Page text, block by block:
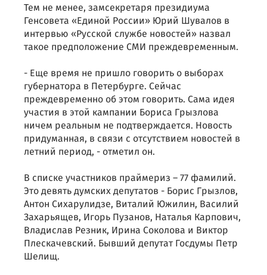
Тем не менее, замсекретаря президиума
Генсовета «Единой России» Юрий Шувалов в
интервью «Русской службе новостей» назвал
такое предположение СМИ преждевременным.
- Еще время не пришло говорить о выборах
губернатора в Петербурге. Сейчас
преждевременно об этом говорить. Сама идея
участия в этой кампании Бориса Грызлова
ничем реальным не подтверждается. Новость
придуманная, в связи с отсутствием новостей в
летний период, - отметил он.
В списке участников праймериз – 77 фамилий.
Это девять думских депутатов - Борис Грызлов,
Антон Сихарулидзе, Виталий Южилин, Василий
Захарьящев, Игорь Пузанов, Наталья Карпович,
Владислав Резник, Ирина Соколова и Виктор
Плескачевский. Бывший депутат Госдумы Петр
Шелищ.